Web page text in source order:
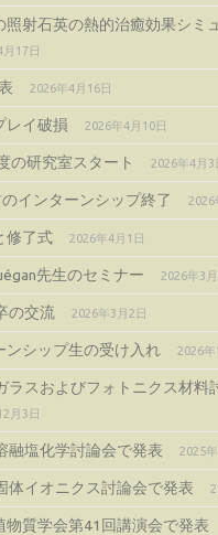
照射石英の熱的治癒効果シミ
月17日
2026年4月16日
レイ破損 2026年4月10日
の研究室スタート 2026年4月3
のインターンシップ終了 2026
修了式 2026年4月1日
先生のセミナー 2026年3
の交流 2026年3月2日
ンシップ生の受け入れ 2026年
ラスおよびフォトニクス材料
月3日
融塩化学討論会で発表 2025
体イオニクス討論会で発表
物質学会第41回講演会で発表